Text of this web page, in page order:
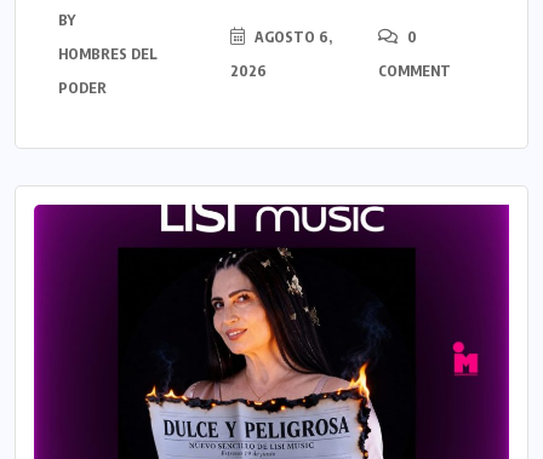
BY
HOMBRES DEL
PODER
AGOSTO 6,
2026
0
COMMENT